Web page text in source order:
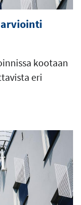
arviointi
kootaan
eri